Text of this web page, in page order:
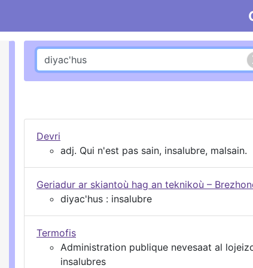
Devri
adj. Qui n'est pas sain, insalubre, malsain.
Geriadur ar skiantoù hag an teknikoù –
diyac'hus : insalubre
Termofis
Administration publique nevesaat al
insalubres